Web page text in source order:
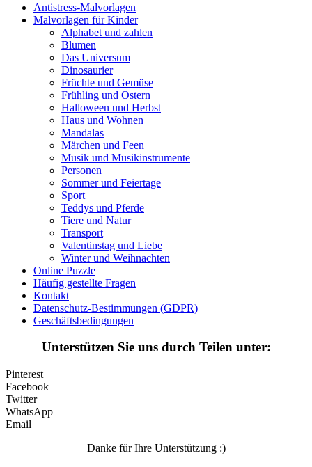
Märchen und Feen
Musik und Musikinstrumente
Sommer und Feiertage
Teddys und Pferde
Tiere und Natur
Valentinstag und Liebe
Winter und Weihnachten
Unkategorisiert
Antistress-Malvorlagen
Malvorlagen für Kinder
Alphabet und zahlen
Blumen
Das Universum
Dinosaurier
Früchte und Gemüse
Frühling und Ostern
Halloween und Herbst
Haus und Wohnen
Mandalas
Märchen und Feen
Musik und Musikinstrumente
Personen
Sommer und Feiertage
Sport
Teddys und Pferde
Tiere und Natur
Transport
Valentinstag und Liebe
Winter und Weihnachten
Online Puzzle
Häufig gestellte Fragen
Kontakt
Datenschutz-Bestimmungen (GDPR)
Geschäftsbedingungen
Unterstützen Sie uns durch Teilen unter:
Pinterest
Facebook
Twitter
WhatsApp
Email
Danke für Ihre Unterstützung :)